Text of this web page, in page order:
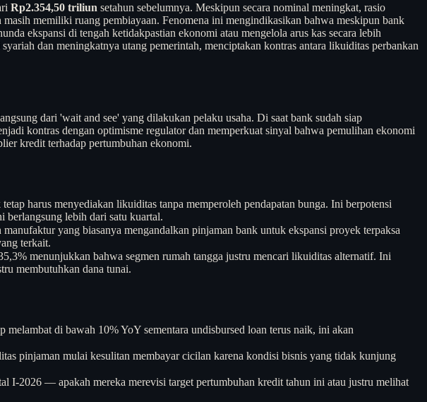
Rp2.354,50 triliun setahun sebelumnya. Meskipun secara nominal meningkat, rasio
memiliki ruang pembiayaan. Fenomena ini mengindikasikan bahwa meskipun bank
ekspansi di tengah ketidakpastian ekonomi atau mengelola arus kas secara lebih
dan meningkatnya utang pemerintah, menciptakan kontras antara likuiditas perbankan
dari 'wait and see' yang dilakukan pelaku usaha. Di saat bank sudah siap
kontras dengan optimisme regulator dan memperkuat sinyal bahwa pemulihan ekonomi
kredit terhadap pertumbuhan ekonomi.
harus menyediakan likuiditas tanpa memperoleh pendapatan bunga. Ini berpotensi
lebih dari satu kuartal.
yang biasanya mengandalkan pinjaman bank untuk ekspansi proyek terpaksa
terkait.
menunjukkan bahwa segmen rumah tangga justru mencari likuiditas alternatif. Ini
membutuhkan dana tunai.
di bawah 10% YoY sementara undisbursed loan terus naik, ini akan
pinjaman mulai kesulitan membayar cicilan karena kondisi bisnis yang tidak kunjung
2026 — apakah mereka merevisi target pertumbuhan kredit tahun ini atau justru melihat